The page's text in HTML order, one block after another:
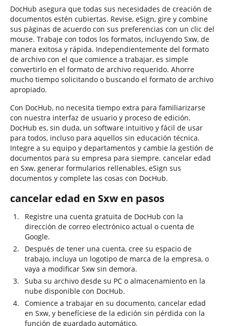
DocHub asegura que todas sus necesidades de creación de
documentos estén cubiertas. Revise, eSign, gire y combine
sus páginas de acuerdo con sus preferencias con un clic del
mouse. Trabaje con todos los formatos, incluyendo Sxw, de
manera exitosa y rápida. Independientemente del formato
de archivo con el que comience a trabajar, es simple
convertirlo en el formato de archivo requerido. Ahorre
mucho tiempo solicitando o buscando el formato de archivo
apropiado.
Con DocHub, no necesita tiempo extra para familiarizarse
con nuestra interfaz de usuario y proceso de edición.
DocHub es, sin duda, un software intuitivo y fácil de usar
para todos, incluso para aquellos sin educación técnica.
Integre a su equipo y departamentos y cambie la gestión de
documentos para su empresa para siempre. cancelar edad
en Sxw, generar formularios rellenables, eSign sus
documentos y complete las cosas con DocHub.
cancelar edad en Sxw en pasos
Registre una cuenta gratuita de DocHub con la
dirección de correo electrónico actual o cuenta de
Google.
Después de tener una cuenta, cree su espacio de
trabajo, incluya un logotipo de marca de la empresa, o
vaya a modificar Sxw sin demora.
Suba su archivo desde su PC o almacenamiento en la
nube disponible con DocHub.
Comience a trabajar en su documento, cancelar edad
en Sxw, y benefíciese de la edición sin pérdida con la
función de guardado automático.